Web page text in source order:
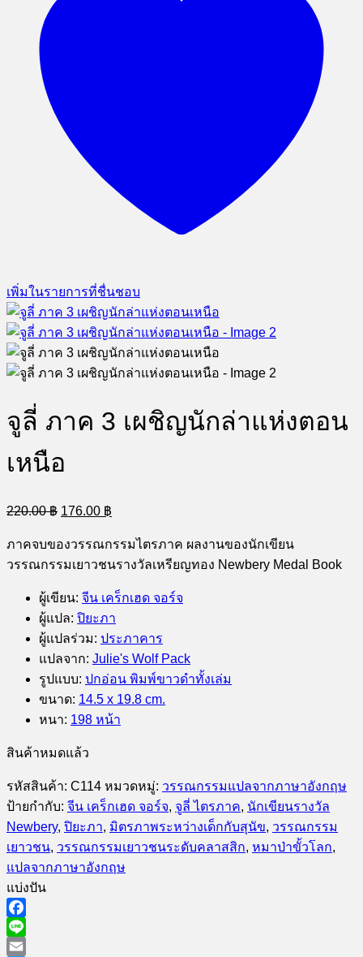
เพิ่มในรายการที่ชื่นชอบ
จูลี่ ภาค 3 เผชิญนักล่าแห่งตอน
เหนือ
220.00฿ Original
price
176.00 ฿
price
ภาคจบของวรรณกรรมไตรภาค ผลงานของนักเขียน
วรรณกรรมเยาวชนรางวัลเหรียญทอง Newbery Medal Book
ผู้เขียน: จีน เคร็กเฮด จอร์จ
ผู้แปล: ปิยะภา
ผู้แปลร่วม: ประภาคาร
แปลจาก: Julie's Wolf Pack
รูปแบบ: ปกอ่อน พิมพ์ขาวดำทั้งเล่ม
ขนาด: 14.5 x 19.8 cm.
หนา: 198 หน้า
สินค้าหมดแล้ว
รหัสสินค้า: C114 หมวดหมู่: วรรณกรรมแปลจากภาษาอังกฤษ
ป้ายกำกับ: จีน เคร็กเฮด จอร์จ, จูลี่ ไตรภาค, นักเขียนรางวัล
Newbery, ปิยะภา, มิตรภาพระหว่างเด็กกับสุนัข, วรรณกรรม
เยาวชน, วรรณกรรมเยาวชนระดับคลาสสิก, หมาป่าขั้วโลก,
แปลจากภาษาอังกฤษ
แบ่งปัน
Facebook
Line